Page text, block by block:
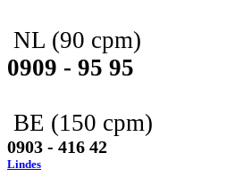
NL (90 cpm)
0909 - 95 95
BE (150 cpm)
0903 - 416 42
Lindes